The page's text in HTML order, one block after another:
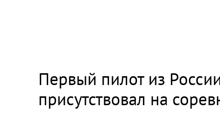
Первый пилот из
присутствовал на